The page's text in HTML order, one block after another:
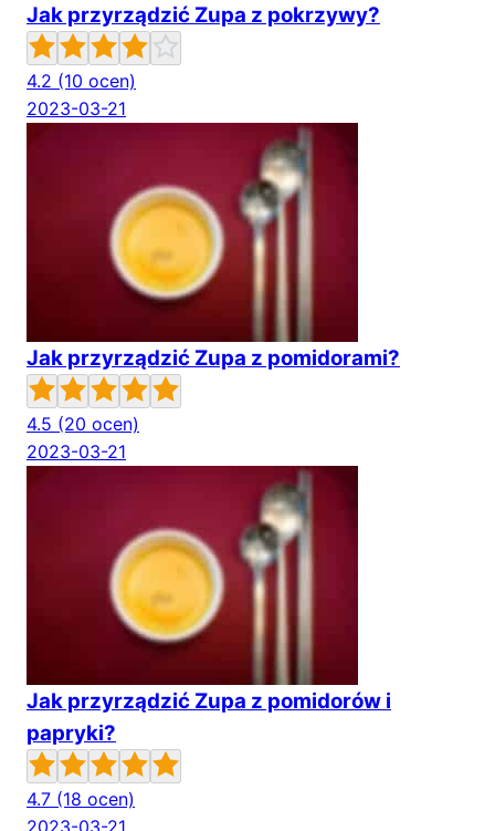
Jak przyrządzić Zupa z pokrzywy?
4.2 (10 ocen)
2023-03-21
Jak przyrządzić Zupa z pomidorami?
4.5 (20 ocen)
2023-03-21
Jak przyrządzić Zupa z pomidorów i
papryki?
4.7 (18 ocen)
2023-03-21